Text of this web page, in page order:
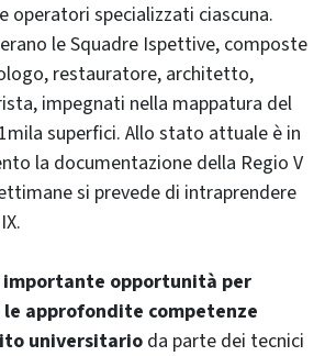
operatori specializzati ciascuna.
le Squadre Ispettive, composte
restauratore, architetto,
impegnati nella mappatura del
superfici. Allo stato attuale è in
la documentazione della Regio V
si prevede di intraprendere
opportunità per
approfondite competenze
universitario da parte dei tecnici